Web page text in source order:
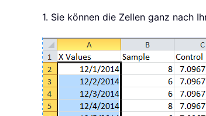
1. Sie können die Zellen ganz nach